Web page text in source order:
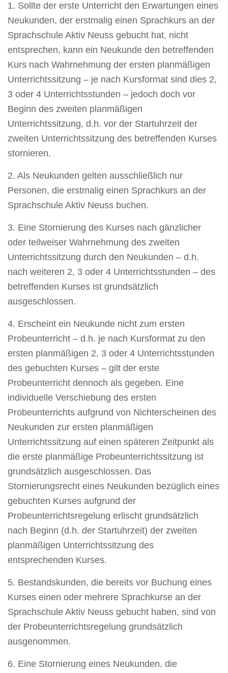
1. Sollte der erste Unterricht den Erwartungen eines
Neukunden, der erstmalig einen Sprachkurs an der
Sprachschule Aktiv Neuss gebucht hat, nicht
entsprechen, kann ein Neukunde den betreffenden
Kurs nach Wahrnehmung der ersten planmäßigen
Unterrichtssitzung – je nach Kursformat sind dies 2,
3 oder 4 Unterrichtsstunden – jedoch doch vor
Beginn des zweiten planmäßigen
Unterrichtssitzung, d.h. vor der Startuhrzeit der
zweiten Unterrichtssitzung des betreffenden Kurses
stornieren.
2. Als Neukunden gelten ausschließlich nur
Personen, die erstmalig einen Sprachkurs an der
Sprachschule Aktiv Neuss buchen.
3. Eine Stornierung des Kurses nach gänzlicher
oder teilweiser Wahrnehmung des zweiten
Unterrichtssitzung durch den Neukunden – d.h.
nach weiteren 2, 3 oder 4 Unterrichtsstunden – des
betreffenden Kurses ist grundsätzlich
ausgeschlossen.
4. Erscheint ein Neukunde nicht zum ersten
Probeunterricht – d.h. je nach Kursformat zu den
ersten planmäßigen 2, 3 oder 4 Unterrichtsstunden
des gebuchten Kurses – gilt der erste
Probeunterricht dennoch als gegeben. Eine
individuelle Verschiebung des ersten
Probeunterrichts aufgrund von Nichterscheinen des
Neukunden zur ersten planmäßigen
Unterrichtssitzung auf einen späteren Zeitpunkt als
die erste planmäßige Probeunterrichtssitzung ist
grundsätzlich ausgeschlossen. Das
Stornierungsrecht eines Neukunden bezüglich eines
gebuchten Kurses aufgrund der
Probeunterrichtsregelung erlischt grundsätzlich
nach Beginn (d.h. der Startuhrzeit) der zweiten
planmäßigen Unterrichtssitzung des
entsprechenden Kurses.
5. Bestandskunden, die bereits vor Buchung eines
Kurses einen oder mehrere Sprachkurse an der
Sprachschule Aktiv Neuss gebucht haben, sind von
der Probeunterrichtsregelung grundsätzlich
ausgenommen.
6. Eine Stornierung eines Neukunden, die